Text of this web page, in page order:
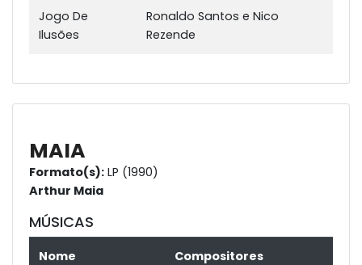
Jogo De
Ilusões
Ronaldo Santos e Nico
Rezende
MAIA
Formato(s): LP (1990)
Arthur Maia
MÚSICAS
Nome Compositores